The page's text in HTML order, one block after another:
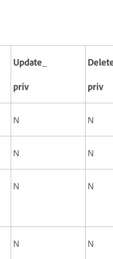
Update_
priv
priv
N N
N N
N N
N N